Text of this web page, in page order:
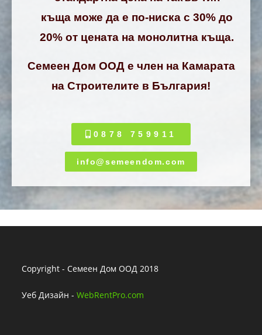
къща може да е по-ниска с 30% до
20% от цената на монолитна къща.
Семеен Дом ООД е член на Камарата
на Строителите в България!
0878 759911
info@semeendom.com​
Copyright - Семеен Дом ООД 2018
Уеб Дизайн -WebRentPro.com